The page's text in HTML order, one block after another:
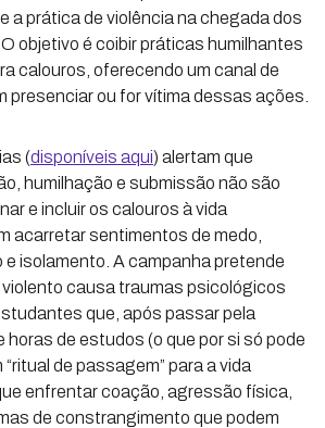
a prática de violência na chegada dos
objetivo é coibir práticas humilhantes
calouros, oferecendo um canal de
presenciar ou for vítima dessas ações.
(disponíveis aqui) alertam que
humilhação e submissão não são
e incluir os calouros à vida
acarretar sentimentos de medo,
isolamento. A campanha pretende
causa traumas psicológicos
que, após passar pela
horas de estudos (o que por si só pode
de passagem” para a vida
enfrentar coação, agressão física,
de constrangimento que podem